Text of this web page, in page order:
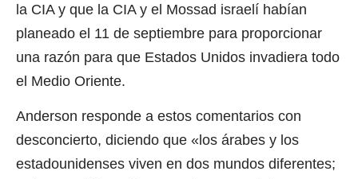
la CIA y que la CIA y el Mossad israelí habían
planeado el 11 de septiembre para proporcionar
una razón para que Estados Unidos invadiera todo
el Medio Oriente.
Anderson responde a estos comentarios con
desconcierto, diciendo que «los árabes y los
estadounidenses viven en dos mundos diferentes;